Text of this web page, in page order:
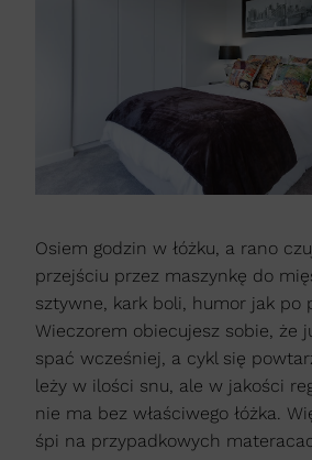
Osiem godzin w łóżku, a rano
przejściu przez maszynkę do
sztywne, kark boli, humor jak po
Wieczorem obiecujesz sobie, że
spać wcześniej, a cykl się
leży w ilości snu, ale w jakości
nie ma bez właściwego łóżka.
śpi na przypadkowych